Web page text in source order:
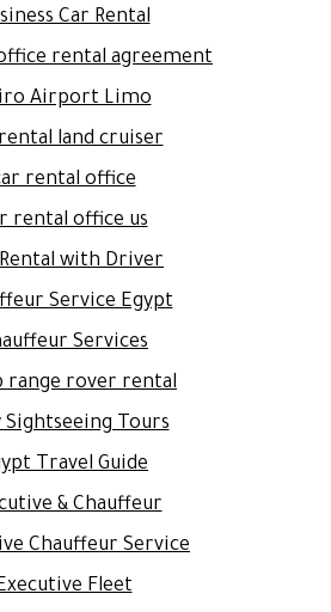
Car Rental
rental agreement
Airport Limo
land cruiser
rental office
rental office us
with Driver
Service Egypt
Services
range rover rental
Sightseeing Tours
Travel Guide
& Chauffeur
Chauffeur Service
Fleet